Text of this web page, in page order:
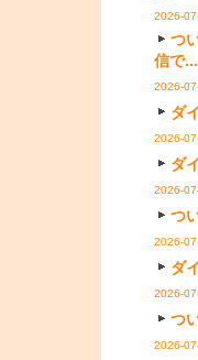
2026-
つ
信で...
2026-
ダ
2026-
ダ
2026-
つ
2026-
ダ
2026-
つ
2026-